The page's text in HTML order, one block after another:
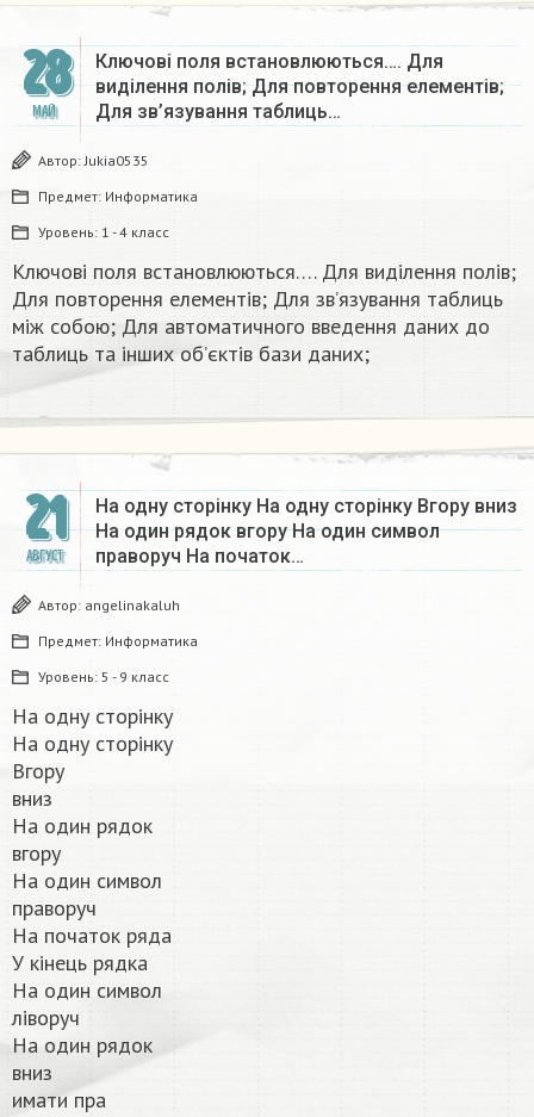
28
МАЙ
Ключові поля встановлюються…. Для
виділення полів; Для повторення елементів;
Для зв’язування таблиць…
Автор:Jukia0535
Предмет: Информатика
Уровень: 1 - 4 класс
Ключові поля встановлюються…. Для виділення полів;
Для повторення елементів; Для зв’язування таблиць
між собою; Для автоматичного введення даних до
таблиць та інших об’єктів бази даних;​
21
АВГУСТ
На одну сторінку На одну сторінку Вгору вниз
На один рядок вгору На один символ
праворуч На початок…
Автор: angelinakaluh
Предмет: Информатика
Уровень: 5 - 9 класс
На одну сторінку
На одну сторінку
Вгору
вниз
На один рядок
вгору
На один символ
праворуч
На початок ряда
У кінець рядка
На один символ
ліворуч
На один рядок
вниз
имати пра​